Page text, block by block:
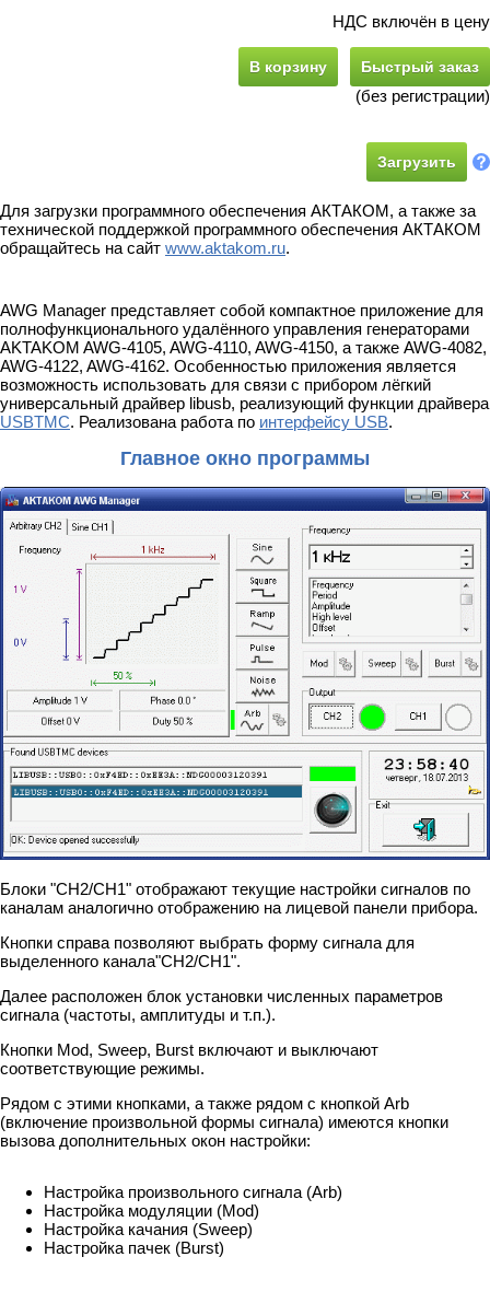
НДС включён в цену
В корзину Быстрый заказ
(без регистрации)
Загрузить
Для загрузки программного обеспечения АКТАКОМ, а также за
технической поддержкой программного обеспечения АКТАКОМ
обращайтесь на сайт www.aktakom.ru.
AWG Manager представляет собой компактное приложение для
полнофункционального удалённого управления генераторами
AKTAKOM AWG-4105, AWG-4110, AWG-4150, а также AWG-4082,
AWG-4122, AWG-4162. Особенностью приложения является
возможность использовать для связи с прибором лёгкий
универсальный драйвер libusb, реализующий функции драйвера
USBTMC. Реализована работа по интерфейсу USB.
Главное окно программы
Блоки "CH2/CH1" отображают текущие настройки сигналов по
каналам аналогично отображению на лицевой панели прибора.
Кнопки справа позволяют выбрать форму сигнала для
выделенного канала"CH2/CH1".
Далее расположен блок установки численных параметров
сигнала (частоты, амплитуды и т.п.).
Кнопки Mod, Sweep, Burst включают и выключают
соответствующие режимы.
Рядом с этими кнопками, а также рядом с кнопкой Arb
(включение произвольной формы сигнала) имеются кнопки
вызова дополнительных окон настройки:
Настройка произвольного сигнала (Arb)
Настройка модуляции (Mod)
Настройка качания (Sweep)
Настройка пачек (Burst)